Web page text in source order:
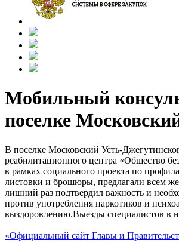
Мобильный
поселке
В поселке Московский Усть-
реабилитационного центра «Общество
в рамках социального проекта по
листовки и брошюры, предлагали всем
лишний раз подтвердил важность и
против употребления наркотиков и
выздоровлению.Выезды специалистов в
«Официальный сайт Главы и